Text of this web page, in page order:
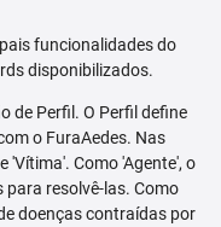
funcionalidades do
disponibilizados.
de Perfil. O Perfil define
o FuraAedes. Nas
'Vítima'. Como 'Agente', o
para resolvê-las. Como
doenças contraídas por